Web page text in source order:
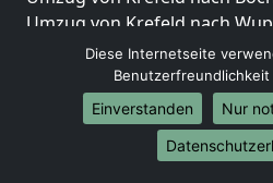
Umzug von Krefeld nach
Umzug von Krefeld nach
Umzug von Krefeld nach
Umzug von Krefeld nach
Internationale-Umzüge
Diese Internetseite
Einverstanden
Nur